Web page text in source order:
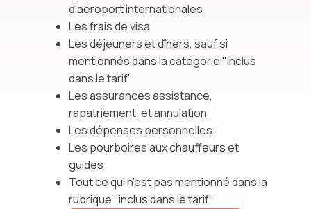
d'aéroport internationales
Les frais de visa
Les déjeuners et dîners, sauf si
mentionnés dans la catégorie "inclus
dans le tarif"
Les assurances assistance,
rapatriement, et annulation
Les dépenses personnelles
Les pourboires aux chauffeurs et
guides
Tout ce qui n’est pas mentionné dans la
rubrique "inclus dans le tarif"